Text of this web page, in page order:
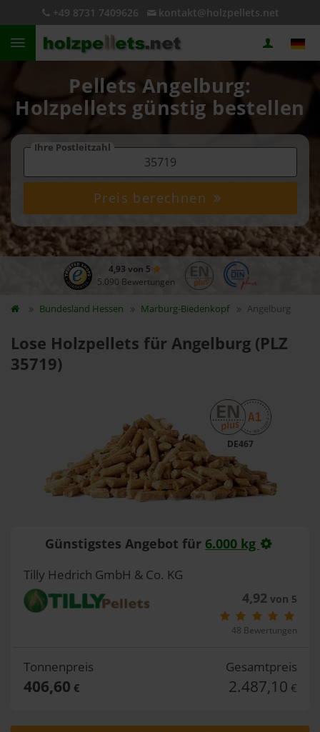
+49 8731 7409626 kontakt@holzpellets.net
Pellets Angelburg:
Holzpellets günstig bestellen
Ihre Postleitzahl
Preis berechnen
4,93 von 5
5.090 Bewertungen
Bundesland Hessen Marburg-Biedenkopf Angelburg
Lose Holzpellets für Angelburg (PLZ
35719)
DE467
Günstigstes Angebot für 6.000 kg
Tilly Hedrich GmbH & Co. KG
4,92von 5
48 Bewertungen
Tonnenpreis
406,60 €
Gesamtpreis
2.487,10 €